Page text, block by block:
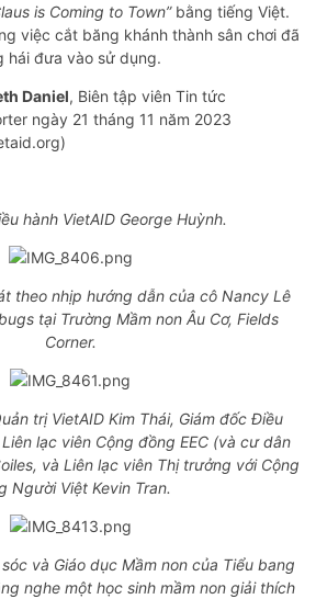
is Coming to Town”bằng tiếng Việt.
việc cắt băng khánh thành sân chơi đã
hái đưa vào sử dụng.
Daniel, Biên tập viên Tin tức
ngày 21 tháng 11 năm 2023
hành VietAID George Huỳnh.
theo nhịp hướng dẫn của cô Nancy Lê
tại Trường Mầm non Âu Cơ, Fields
Corner.
trị VietAID Kim Thái, Giám đốc Điều
lạc viên Cộng đồng EEC (và cư dân
và Liên lạc viên Thị trưởng với Cộng
Người Việt Kevin Tran.
và Giáo dục Mầm non của Tiểu bang
nghe một học sinh mầm non giải thích